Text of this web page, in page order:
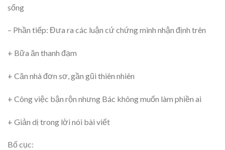
sống
– Phần tiếp: Đưa ra các luận cứ chứng minh nhận định trên
+ Bữa ăn thanh đạm
+ Căn nhà đơn sơ, gần gũi thiên nhiên
+ Công việc bận rộn nhưng Bác không muốn làm phiền ai
+ Giản dị trong lời nói bài viết
Bố cục: